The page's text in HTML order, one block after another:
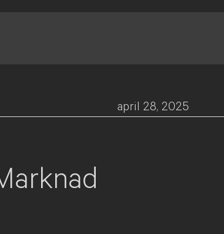
april 28, 2025